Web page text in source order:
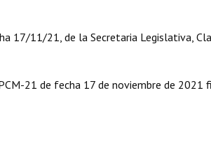
17/11/21, de la Secretaria Legislativa,
21 de fecha 17 de noviembre de